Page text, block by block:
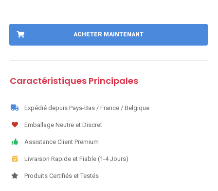
ACHETER MAINTENANT
Caractéristiques Principales
Expédié depuis Pays-Bas / France / Belgique
Emballage Neutre et Discret
Assistance Client Premium
Livraison Rapide et Fiable (1-4 Jours)
Produits Certifiés et Testés